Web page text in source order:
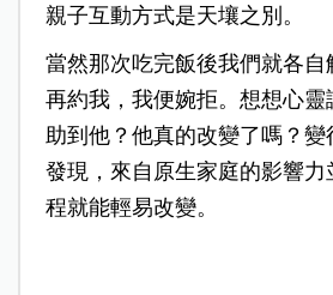
親子互動方式是天壤之別。
當然那次吃完飯後我們就各自
再約我，我便婉拒。想想心
助到他？他真的改變了嗎？
發現，來自原生家庭的影響力
程就能輕易改變。